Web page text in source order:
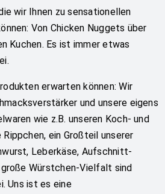
wir Ihnen zu sensationellen
Von Chicken Nuggets über
Kuchen. Es ist immer etwas
erwarten können: Wir
und unsere eigens
wie z.B. unseren Koch- und
ein Großteil unserer
Leberkäse, Aufschnitt-
Würstchen-Vielfalt sind
Uns ist es eine